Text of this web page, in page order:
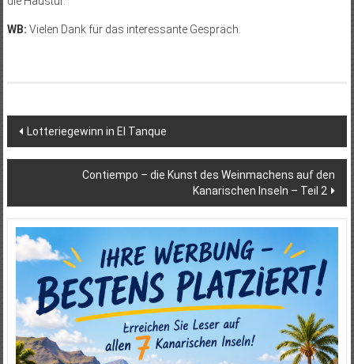
WB: Vielen Dank für das interessante Gespräch.
Beitragsnavigation
Lotteriegewinn in El Tanque
Contiempo – die Kunst des Weinmachens auf den
Kanarischen Inseln – Teil 2